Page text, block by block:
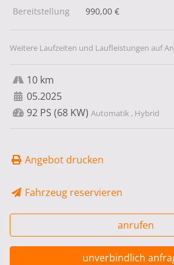
Bereitstellung
990,00 €
Weitere Laufzeiten und Laufleistungen auf
10 km
05.2025
92 PS (68 KW) Automatik , Hybrid
Angebot drucken
Fahrzeug reservieren
anrufen
unverbindlich